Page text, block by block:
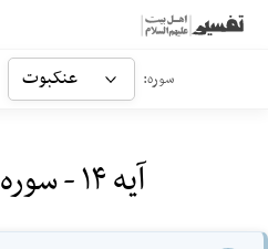
ارتباط
سوره: عنکبوت
آیه ۱۴ - سوره عنکبوت